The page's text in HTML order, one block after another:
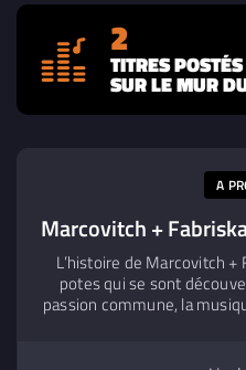
2
TITRES POSTÉS
SUR LE MUR
A
Marcovitch +
L’histoire de Marcovitch +
potes qui se sont
passion commune, la